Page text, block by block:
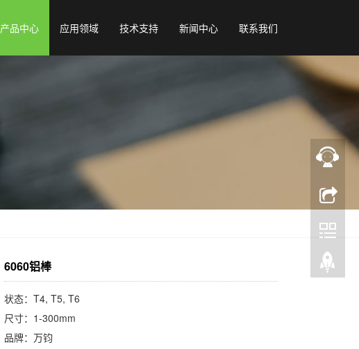
产品中心 应用领域 技术支持 新闻中心 联系我们
6060铝棒
状态：T4, T5, T6
尺寸：1-300mm
品牌：万钧